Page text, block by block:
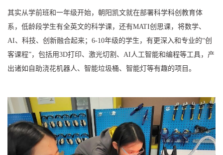
其实从学前班和一年级开始，朝阳凯文就在部署科学科创教育体
系，低龄段学生有全英文的科学课，还有MATI创思课，将数学、
AI、科技、创新融合起来；6-10年级的学生，有更深入和专业的“创
客课程”，包括用3D打印、激光切割、AI人工智能和编程等工具，产
出诸如自助浇花机器人、智能垃圾桶、智能灯等有趣的项目。